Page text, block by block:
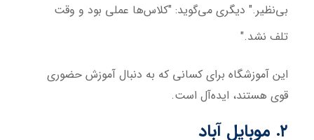
بی‌نظیر." دیگری می‌گوید: "کلاس‌ها عملی بود و وقت
تلف نشد."
این آموزشگاه برای کسانی که به دنبال آموزش حضوری
قوی هستند، ایده‌آل است.
۲. موبایل آباد